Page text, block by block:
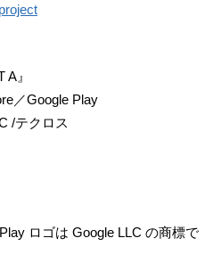
』
／Google Play
/テクロス
ロゴは Google LLC の商標で